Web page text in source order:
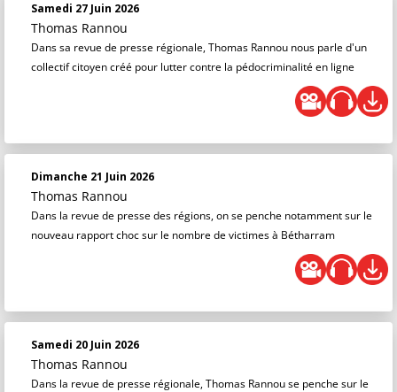
Samedi 27 Juin 2026
Thomas Rannou
Dans sa revue de presse régionale, Thomas Rannou nous parle d'un
collectif citoyen créé pour lutter contre la pédocriminalité en ligne
Dimanche 21 Juin 2026
Thomas Rannou
Dans la revue de presse des régions, on se penche notamment sur le
nouveau rapport choc sur le nombre de victimes à Bétharram
Samedi 20 Juin 2026
Thomas Rannou
Dans la revue de presse régionale, Thomas Rannou se penche sur le